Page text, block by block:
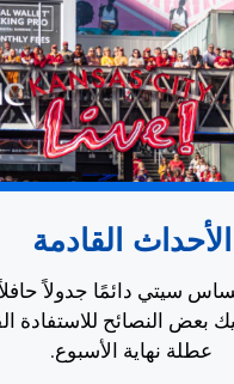
الأحداث القادمة
سيتي دائمًا جدولاً حافلاً
بعض النصائح للاستفادة
عطلة نهاية الأسبوع.